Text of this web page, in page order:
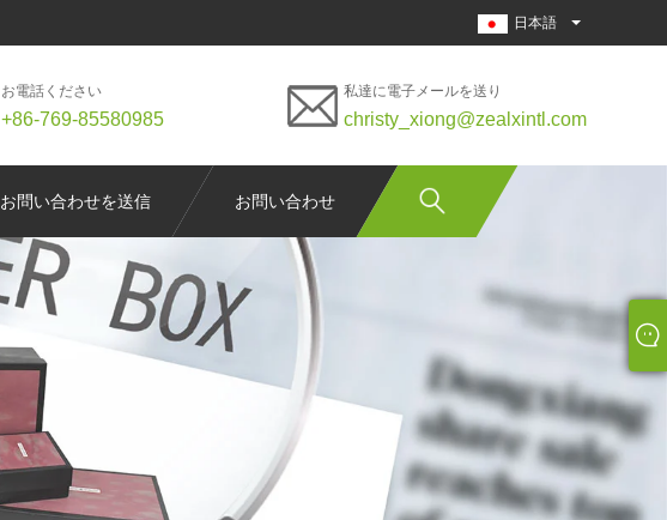
日本語
お電話ください
+86-769-85580985
私達に電子メールを送り
christy_xiong@zealxintl.com
お問い合わせを送信 お問い合わせ